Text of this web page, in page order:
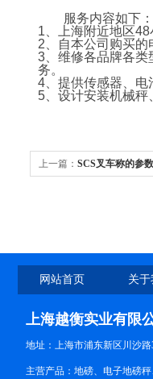
服务内容如下：
1 、上海附近地区48
2 、自本公司购买
3 、维修各品牌各
务。
4 、提供传感器、
5 、设计安装机械
上一篇： SCS叉车称的参数
网站首页 关
上海越衡实业有限
地址：上海市浦东新区川沙路
主营产品：地磅、电子地磅